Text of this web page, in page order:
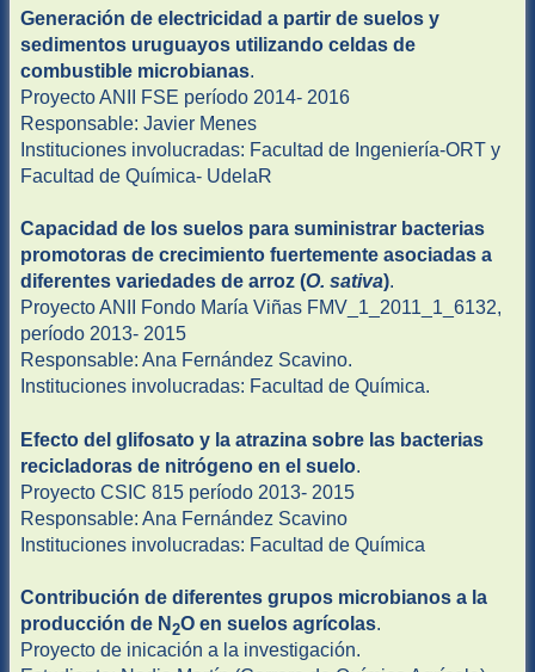
Generación de electricidad a partir de suelos y
sedimentos uruguayos utilizando celdas de
combustible microbianas.
Proyecto ANII FSE período 2014- 2016
Responsable: Javier Menes
Instituciones involucradas: Facultad de Ingeniería-ORT y
Facultad de Química- UdelaR
Capacidad de los suelos para suministrar bacterias
promotoras de crecimiento fuertemente asociadas a
diferentes variedades de arroz (O. sativa).
Proyecto ANII Fondo María Viñas FMV_1_2011_1_6132,
período 2013- 2015
Responsable: Ana Fernández Scavino.
Instituciones involucradas: Facultad de Química.
Efecto del glifosato y la atrazina sobre las bacterias
recicladoras de nitrógeno en el suelo.
Proyecto CSIC 815 período 2013- 2015
Responsable: Ana Fernández Scavino
Instituciones involucradas: Facultad de Química
Contribución de diferentes grupos microbianos a la
producción de N 2O en suelos agrícolas.
Proyecto de inicación a la investigación.